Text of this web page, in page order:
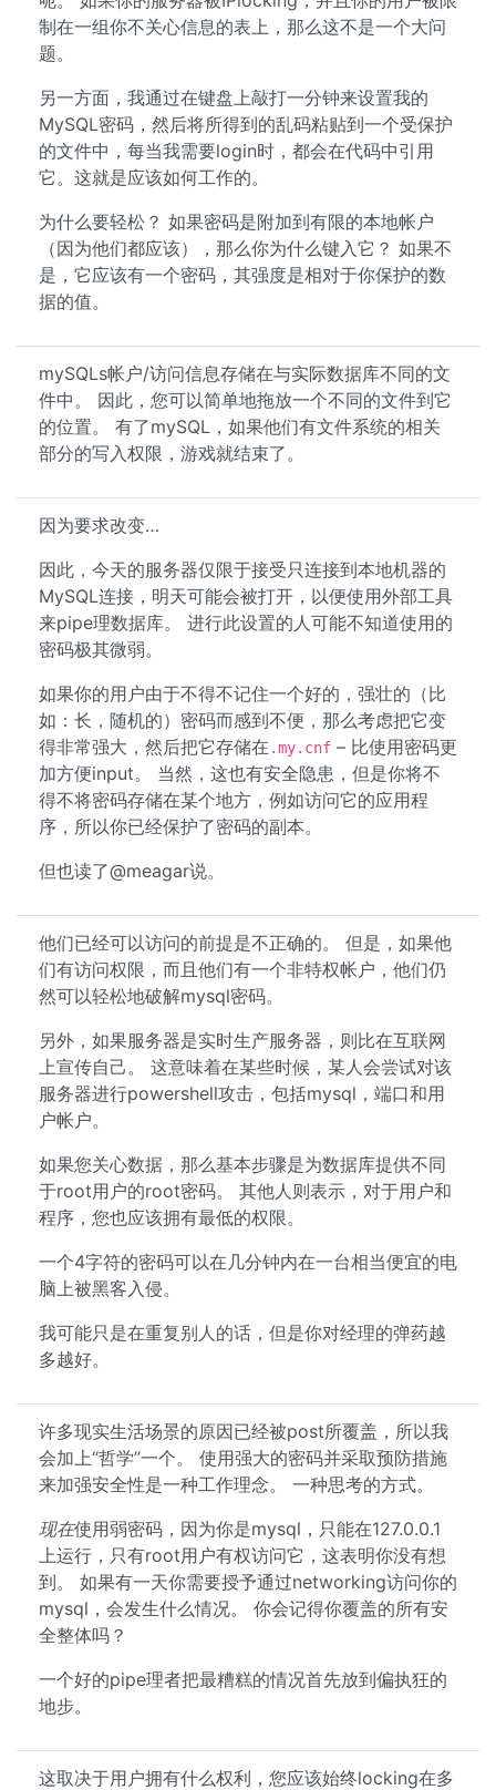
制在一组你不关心信息的表上，那么这不是一个大问
题。
另一方面，我通过在键盘上敲打一分钟来设置我的
MySQL密码，然后将所得到的乱码粘贴到一个受保护
的文件中，每当我需要login时，都会在代码中引用
它。这就是应该如何工作的。
为什么要轻松？ 如果密码是附加到有限的本地帐户
（因为他们都应该），那么你为什么键入它？ 如果不
是，它应该有一个密码，其强度是相对于你保护的数
据的值。
mySQLs帐户/访问信息存储在与实际数据库不同的文
件中。 因此，您可以简单地拖放一个不同的文件到它
的位置。 有了mySQL，如果他们有文件系统的相关
部分的写入权限，游戏就结束了。
因为要求改变…
因此，今天的服务器仅限于接受只连接到本地机器的
MySQL连接，明天可能会被打开，以便使用外部工具
来pipe理数据库。 进行此设置的人可能不知道使用的
密码极其微弱。
如果你的用户由于不得不记住一个好的，强壮的（比
如：长，随机的）密码而感到不便，那么考虑把它变
得非常强大，然后把它存储在 .my.cnf – 比使用密码更
加方便input。 当然，这也有安全隐患，但是你将不
得不将密码存储在某个地方，例如访问它的应用程
序，所以你已经保护了密码的副本。
但也读了@meagar说。
他们已经可以访问的前提是不正确的。 但是，如果他
们有访问权限，而且他们有一个非特权帐户，他们仍
然可以轻松地破解mysql密码。
另外，如果服务器是实时生产服务器，则比在互联网
上宣传自己。 这意味着在某些时候，某人会尝试对该
服务器进行powershell攻击，包括mysql，端口和用
户帐户。
如果您关心数据，那么基本步骤是为数据库提供不同
于root用户的root密码。 其他人则表示，对于用户和
程序，您也应该拥有最低的权限。
一个4字符的密码可以在几分钟内在一台相当便宜的电
脑上被黑客入侵。
我可能只是在重复别人的话，但是你对经理的弹药越
多越好。
许多现实生活场景的原因已经被post所覆盖，所以我
会加上“哲学”一个。 使用强大的密码并采取预防措施
来加强安全性是一种工作理念。 一种思考的方式。
现在使用弱密码，因为你是mysql，只能在127.0.0.1
上运行，只有root用户有权访问它，这表明你没有想
到。 如果有一天你需要授予通过networking访问你的
mysql，会发生什么情况。 你会记得你覆盖的所有安
全整体吗？
一个好的pipe理者把最糟糕的情况首先放到偏执狂的
地步。
这取决于用户拥有什么权利，您应该始终locking在多